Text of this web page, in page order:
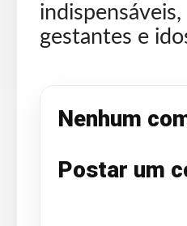
gestantes e
Nenhum
Postar um